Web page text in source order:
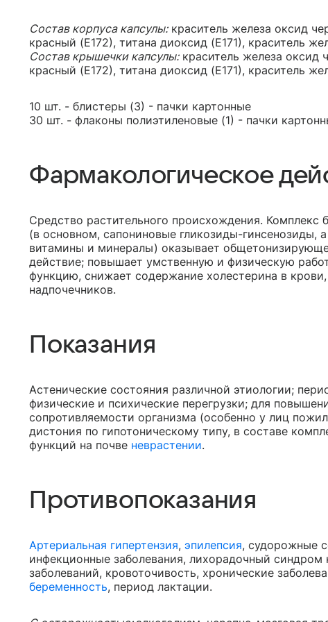
Состав корпуса капсулы:краситель железа оксид
красный (Е172), титана диоксид (Е171), краситель
Состав крышечки капсулы:краситель железа оксид
красный (Е172), титана диоксид (Е171), краситель
10 шт. - блистеры (3) - пачки картонные
30 шт. - флаконы полиэтиленовые (1) - пачки
Фармакологическое
Средство растительного происхождения.
(в основном, сапониновые гликозиды-гинсенозиды,
витамины и минералы) оказывает
действие; повышает умственную и физическую
функцию, снижает содержание холестерина в крови,
надпочечников.
Показания
Астенические состояния различной этиологии;
физические и психические перегрузки; для
сопротивляемости организма (особенно у лиц
дистония по гипотоническому типу, в составе
функций на почве неврастении.
Противопоказания
Артериальная гипертензия, эпилепсия, судорожные
инфекционные заболевания, лихорадочный
заболеваний, кровоточивость, хронические
беременность, период лактации.